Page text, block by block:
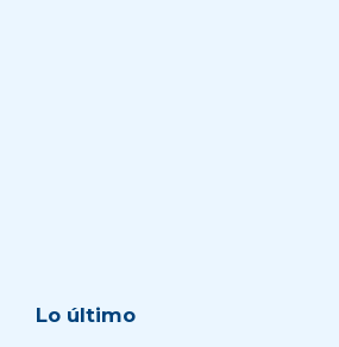
Lo último